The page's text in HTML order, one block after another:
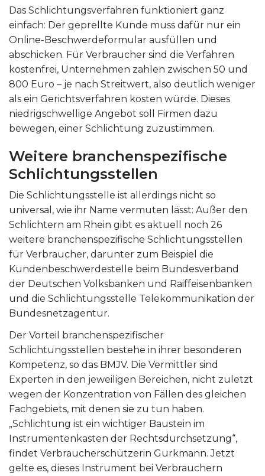
Das Schlichtungsverfahren funktioniert ganz
einfach: Der geprellte Kunde muss dafür nur ein
Online-Beschwerdeformular ausfüllen und
abschicken. Für Verbraucher sind die Verfahren
kostenfrei, Unternehmen zahlen zwischen 50 und
800 Euro – je nach Streitwert, also deutlich weniger
als ein Gerichtsverfahren kosten würde. Dieses
niedrigschwellige Angebot soll Firmen dazu
bewegen, einer Schlichtung zuzustimmen.
Weitere branchenspezifische
Schlichtungsstellen
Die Schlichtungsstelle ist allerdings nicht so
universal, wie ihr Name vermuten lässt: Außer den
Schlichtern am Rhein gibt es aktuell noch 26
weitere branchenspezifische Schlichtungsstellen
für Verbraucher, darunter zum Beispiel die
Kundenbeschwerdestelle beim Bundesverband
der Deutschen Volksbanken und Raiffeisenbanken
und die Schlichtungsstelle Telekommunikation der
Bundesnetzagentur.
Der Vorteil branchenspezifischer
Schlichtungsstellen bestehe in ihrer besonderen
Kompetenz, so das BMJV. Die Vermittler sind
Experten in den jeweiligen Bereichen, nicht zuletzt
wegen der Konzentration von Fällen des gleichen
Fachgebiets, mit denen sie zu tun haben.
„Schlichtung ist ein wichtiger Baustein im
Instrumentenkasten der Rechtsdurchsetzung“,
findet Verbraucherschützerin Gurkmann. Jetzt
gelte es, dieses Instrument bei Verbrauchern